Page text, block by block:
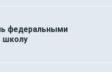
федеральными
школу